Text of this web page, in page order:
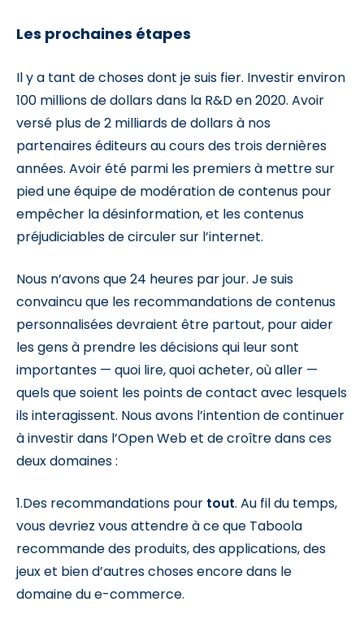
Les prochaines étapes
Il y a tant de choses dont je suis fier. Investir environ
100 millions de dollars dans la R&D en 2020. Avoir
versé plus de 2 milliards de dollars à nos
partenaires éditeurs au cours des trois dernières
années. Avoir été parmi les premiers à mettre sur
pied une équipe de modération de contenus pour
empêcher la désinformation, et les contenus
préjudiciables de circuler sur l’internet.
Nous n’avons que 24 heures par jour. Je suis
convaincu que les recommandations de contenus
personnalisées devraient être partout, pour aider
les gens à prendre les décisions qui leur sont
importantes — quoi lire, quoi acheter, où aller —
quels que soient les points de contact avec lesquels
ils interagissent. Nous avons l’intention de continuer
à investir dans l’Open Web et de croître dans ces
deux domaines :
1.Des recommandations pour tout. Au fil du temps,
vous devriez vous attendre à ce que Taboola
recommande des produits, des applications, des
jeux et bien d’autres choses encore dans le
domaine du e-commerce.